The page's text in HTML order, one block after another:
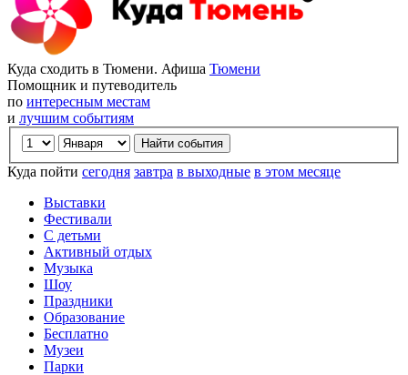
Куда сходить в Тюмени. Афиша Тюмени
Помощник и путеводитель
по интересным местам
и лучшим событиям
Куда пойти сегодня завтра в выходные в этом месяце
Выставки
Фестивали
С детьми
Активный отдых
Музыка
Шоу
Праздники
Образование
Бесплатно
Музеи
Парки